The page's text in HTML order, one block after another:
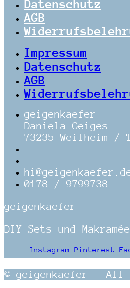
Datenschutz
AGB
Impressum
Datenschutz
AGB
geigenkaefer
Daniela Geiges
73235 Weilheim /
0178 / 9799738
geigenkaefer
DIY Sets und
Instagram Pinterest
© geigenkaefer – All